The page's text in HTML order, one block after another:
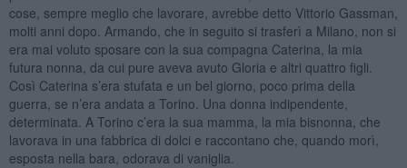
cose, sempre meglio che lavorare, avrebbe detto Vittorio Gassman,
molti anni dopo. Armando, che in seguito si trasferì a Milano, non si
era mai voluto sposare con la sua compagna Caterina, la mia
futura nonna, da cui pure aveva avuto Gloria e altri quattro figli.
Così Caterina s’era stufata e un bel giorno, poco prima della
guerra, se n’era andata a Torino. Una donna indipendente,
determinata. A Torino c’era la sua mamma, la mia bisnonna, che
lavorava in una fabbrica di dolci e raccontano che, quando morì,
esposta nella bara, odorava di vaniglia.